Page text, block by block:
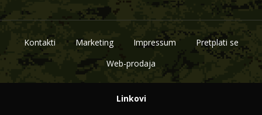
Kontakti Marketing Impressum
Pretplati se
Web-prodaja
Linkovi